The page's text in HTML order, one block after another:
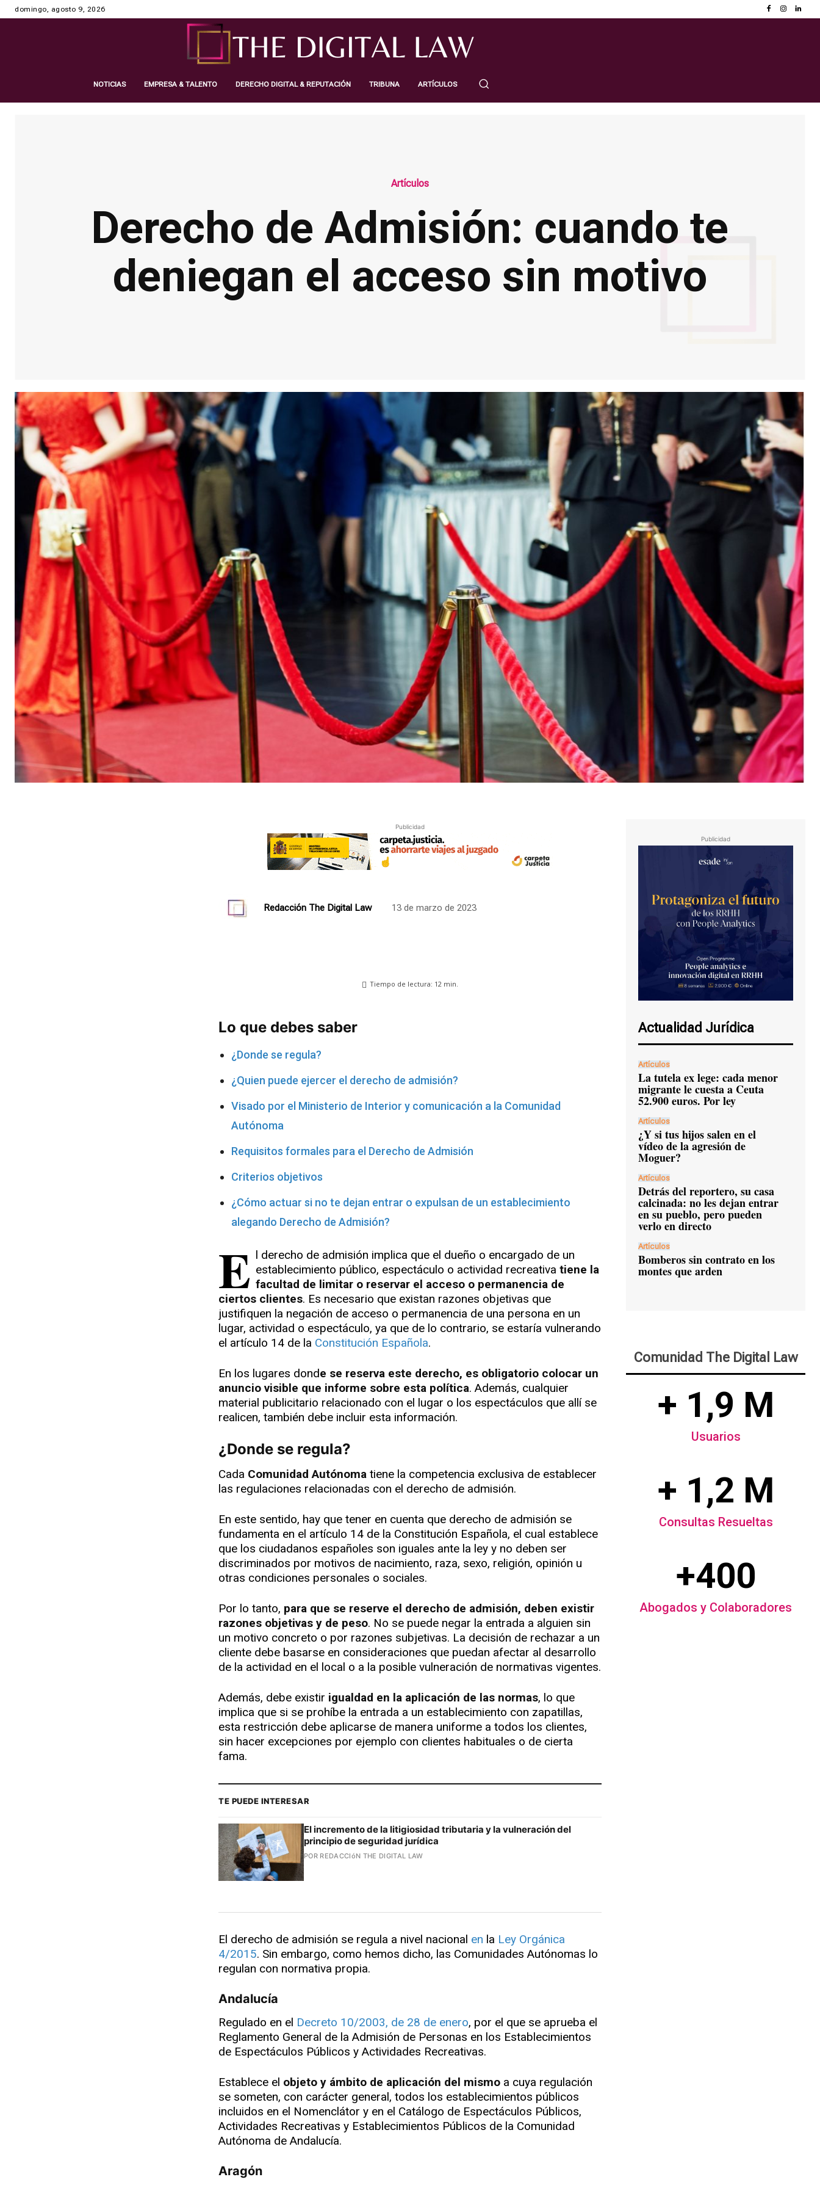
domingo, agosto 9, 2026
NOTICIAS EMPRESA & TALENTO DERECHO DIGITAL & REPUTACIÓN TRIBUNA ARTÍCULOS
Artículos
Derecho de Admisión: cuando te
deniegan el acceso sin motivo
Publicidad
Redacción The Digital Law 13 de marzo de 2023
Tiempo de lectura: 12 min.
Lo que debes saber
¿Donde se regula?
¿Quien puede ejercer el derecho de admisión?
Visado por el Ministerio de Interior y comunicación a la Comunidad
Autónoma
Requisitos formales para el Derecho de Admisión
Criterios objetivos
¿Cómo actuar si no te dejan entrar o expulsan de un establecimiento
alegando Derecho de Admisión?
E l derecho de admisión implica que el dueño o encargado de un
establecimiento público, espectáculo o actividad recreativa tiene la
facultad de limitar o reservar el acceso o permanencia de
ciertos clientes. Es necesario que existan razones objetivas que
justifiquen la negación de acceso o permanencia de una persona en un
lugar, actividad o espectáculo, ya que de lo contrario, se estaría vulnerando
el artículo 14 de la Constitución Española.
En los lugares donde se reserva este derecho, es obligatorio colocar un
anuncio visible que informe sobre esta política. Además, cualquier
material publicitario relacionado con el lugar o los espectáculos que allí se
realicen, también debe incluir esta información.
¿Donde se regula?
Cada Comunidad Autónoma tiene la competencia exclusiva de establecer
las regulaciones relacionadas con el derecho de admisión.
En este sentido, hay que tener en cuenta que derecho de admisión se
fundamenta en el artículo 14 de la Constitución Española, el cual establece
que los ciudadanos españoles son iguales ante la ley y no deben ser
discriminados por motivos de nacimiento, raza, sexo, religión, opinión u
otras condiciones personales o sociales.
Por lo tanto, para que se reserve el derecho de admisión, deben existir
razones objetivas y de peso. No se puede negar la entrada a alguien sin
un motivo concreto o por razones subjetivas. La decisión de rechazar a un
cliente debe basarse en consideraciones que puedan afectar al desarrollo
de la actividad en el local o a la posible vulneración de normativas vigentes.
Además, debe existir igualdad en la aplicación de las normas, lo que
implica que si se prohíbe la entrada a un establecimiento con zapatillas,
esta restricción debe aplicarse de manera uniforme a todos los clientes,
sin hacer excepciones por ejemplo con clientes habituales o de cierta
fama.
TE PUEDE INTERESAR
El incremento de la litigiosidad tributaria y la vulneración del
principio de seguridad jurídica
POR REDACCIóN THE DIGITAL LAW
El derecho de admisión se regula a nivel nacional en la Ley Orgánica
4/2015. Sin embargo, como hemos dicho, las Comunidades Autónomas lo
regulan con normativa propia.
Andalucía
Regulado en el Decreto 10/2003, de 28 de enero, por el que se aprueba el
Reglamento General de la Admisión de Personas en los Establecimientos
de Espectáculos Públicos y Actividades Recreativas.
Establece el objeto y ámbito de aplicación del mismo a cuya regulación
se someten, con carácter general, todos los establecimientos públicos
incluidos en el Nomenclátor y en el Catálogo de Espectáculos Públicos,
Actividades Recreativas y Establecimientos Públicos de la Comunidad
Autónoma de Andalucía.
Aragón
Publicidad
Actualidad Jurídica
Artículos
La tutela ex lege: cada menor
migrante le cuesta a Ceuta
52.900 euros. Por ley
Artículos
¿Y si tus hijos salen en el
vídeo de la agresión de
Moguer?
Artículos
Detrás del reportero, su casa
calcinada: no les dejan entrar
en su pueblo, pero pueden
verlo en directo
Artículos
Bomberos sin contrato en los
montes que arden
Comunidad The Digital Law
+ 1,9 M
Usuarios
+ 1,2 M
Consultas Resueltas
+400
Abogados y Colaboradores